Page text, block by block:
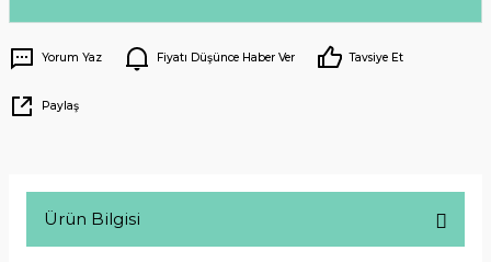
Yorum Yaz Fiyatı Düşünce Haber Ver Tavsiye Et
Paylaş
Ürün Bilgisi